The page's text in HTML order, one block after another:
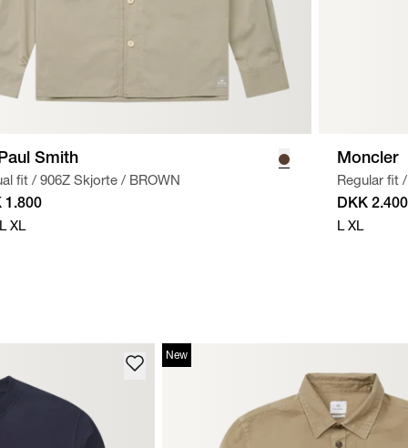
Smith
fit / 906Z Skjorte / BROWN
1.800
L XL
Moncler
Regular fit /
DKK 2.400
L XL
New